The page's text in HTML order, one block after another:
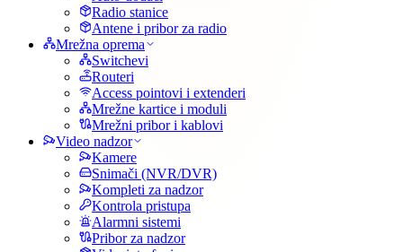
Radio stanice
Antene i pribor za radio
Mrežna oprema
Switchevi
Routeri
Access pointovi i extenderi
Mrežne kartice i moduli
Mrežni pribor i kablovi
Video nadzor
Kamere
Snimači (NVR/DVR)
Kompleti za nadzor
Kontrola pristupa
Alarmni sistemi
Pribor za nadzor